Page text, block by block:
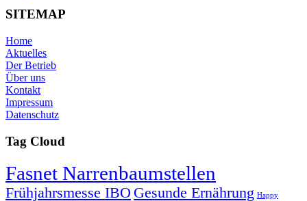
SITEMAP
Home
Aktuelles
Der Betrieb
Über uns
Kontakt
Impressum
Datenschutz
Tag Cloud
Fasnet Narrenbaumstellen
Frühjahrsmesse IBO Gesunde Ernährung Happy